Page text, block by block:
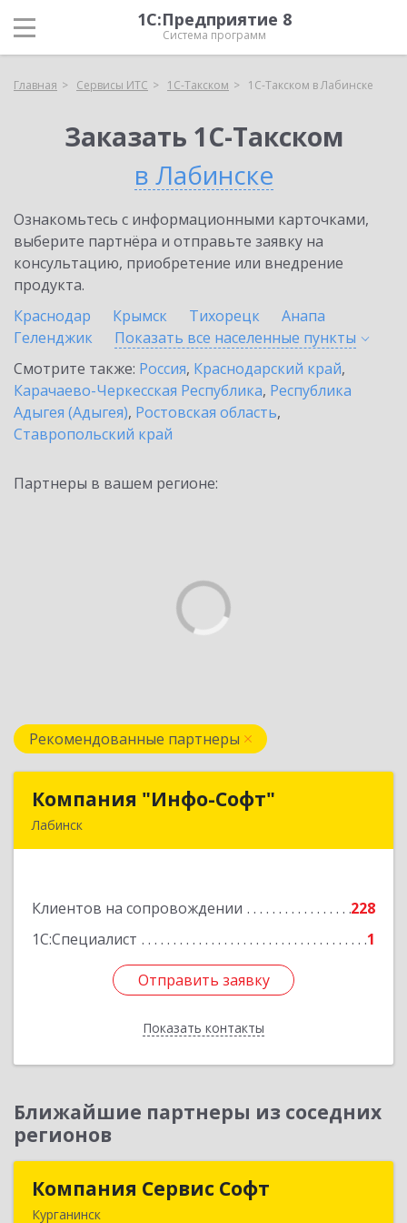
1С:Предприятие 8
Система программ
Главная Сервисы ИТС 1С-Такском 1С-Такском в Лабинске
Заказать 1С-Такском
в Лабинске
Ознакомьтесь с информационными карточками,
выберите партнёра и отправьте заявку на
консультацию, приобретение или внедрение
продукта.
Краснодар
Крымск Тихорецк
Анапа
Геленджик
Показать все населенные пункты
Смотрите также: Россия, Краснодарский край,
Карачаево-Черкесская Республика, Республика
Адыгея (Адыгея), Ростовская область,
Ставропольский край
Партнеры в вашем регионе:
Рекомендованные партнеры
Компания "Инфо-Софт"
Лабинск
Клиентов на сопровождении
228
1С:Специалист
1
Отправить заявку
Показать контакты
Компания "Инфо-Софт"
Подробнее
Отправить заявку
Назад
Ближайшие партнеры из соседних
регионов
Компания Сервис Софт
Курганинск
Компания Сервис Софт